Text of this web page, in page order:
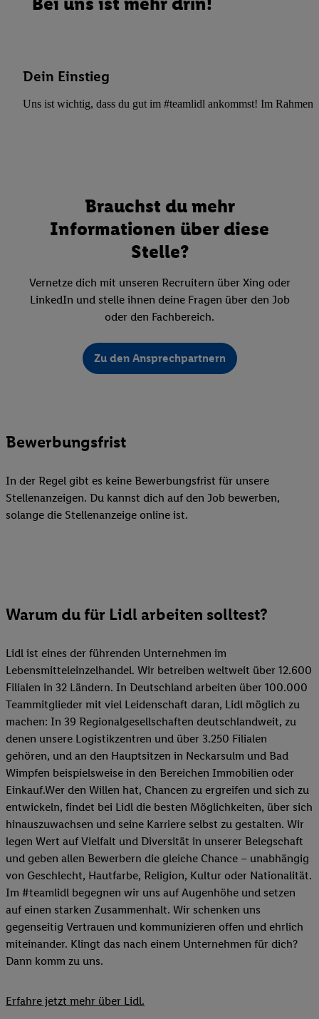
Dein Einstieg
Uns ist wichtig, dass du gut im #teamlidl ankommst! Im Rahmen
Brauchst du mehr
Informationen über diese
Stelle?
Vernetze dich mit unseren Recruitern über Xing oder
LinkedIn und stelle ihnen deine Fragen über den Job
oder den Fachbereich.
Zu den Ansprechpartnern
Bewerbungsfrist
In der Regel gibt es keine Bewerbungsfrist für unsere
Stellenanzeigen. Du kannst dich auf den Job bewerben,
solange die Stellenanzeige online ist.
Warum du für Lidl arbeiten solltest?
Lidl ist eines der führenden Unternehmen im
Lebensmitteleinzelhandel. Wir betreiben weltweit über 12.600
Filialen in 32 Ländern. In Deutschland arbeiten über 100.000
Teammitglieder mit viel Leidenschaft daran, Lidl möglich zu
machen: In 39 Regionalgesellschaften deutschlandweit, zu
denen unsere Logistikzentren und über 3.250 Filialen
gehören, und an den Hauptsitzen in Neckarsulm und Bad
Wimpfen beispielsweise in den Bereichen Immobilien oder
Einkauf.Wer den Willen hat, Chancen zu ergreifen und sich zu
entwickeln, findet bei Lidl die besten Möglichkeiten, über sich
hinauszuwachsen und seine Karriere selbst zu gestalten. Wir
legen Wert auf Vielfalt und Diversität in unserer Belegschaft
und geben allen Bewerbern die gleiche Chance – unabhängig
von Geschlecht, Hautfarbe, Religion, Kultur oder Nationalität.
Im #teamlidl begegnen wir uns auf Augenhöhe und setzen
auf einen starken Zusammenhalt. Wir schenken uns
gegenseitig Vertrauen und kommunizieren offen und ehrlich
miteinander. Klingt das nach einem Unternehmen für dich?
Dann komm zu uns.​
Erfahre jetzt mehr über Lidl.